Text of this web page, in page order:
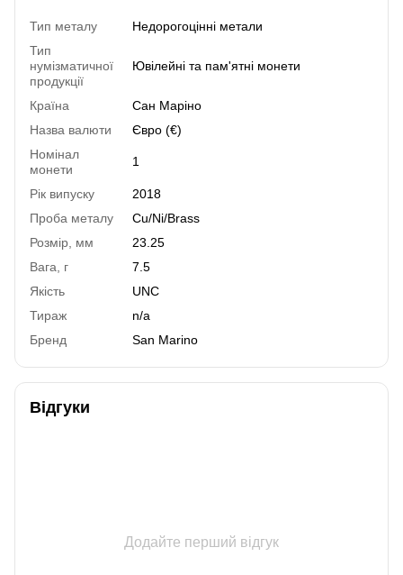
Тип металу
Недорогоцінні метали
Тип
нумізматичної
продукції
Ювілейні та пам'ятні монети
Країна
Сан Маріно
Назва валюти
Євро (€)
Номінал
монети
1
Рік випуску
2018
Проба металу
Cu/Ni/Brass
Розмір, мм
23.25
Вага, г
7.5
Якість
UNC
Тираж
n/a
Бренд
San Marino
Відгуки
Додайте перший відгук